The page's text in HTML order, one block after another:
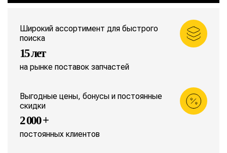
Широкий ассортимент для быстрого
поиска
15 лет
на рынке поставок запчастей
Выгодные цены, бонусы и постоянные
скидки
2 000 +
постоянных клиентов